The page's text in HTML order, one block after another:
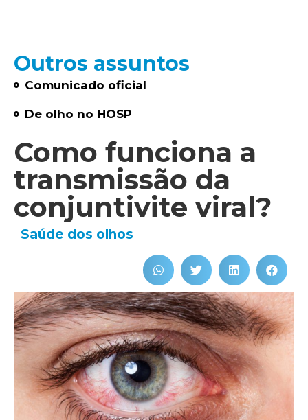
Outros assuntos
Comunicado oficial
De olho no HOSP
Como funciona a
transmissão da
conjuntivite viral?
Saúde dos olhos